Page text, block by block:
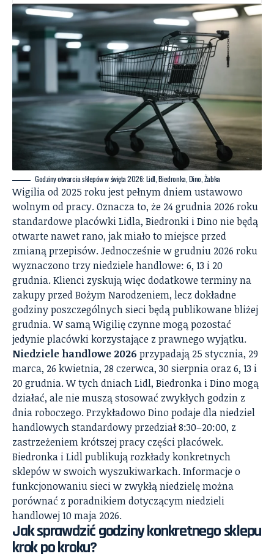
Godziny otwarcia sklepów w święta 2026: Lidl, Biedronka, Dino, Żabka
Wigilia od 2025 roku jest pełnym dniem ustawowo
wolnym od pracy. Oznacza to, że 24 grudnia 2026 roku
standardowe placówki Lidla, Biedronki i Dino nie będą
otwarte nawet rano, jak miało to miejsce przed
zmianą przepisów. Jednocześnie w grudniu 2026 roku
wyznaczono trzy niedziele handlowe: 6, 13 i 20
grudnia. Klienci zyskują więc dodatkowe terminy na
zakupy przed Bożym Narodzeniem, lecz dokładne
godziny poszczególnych sieci będą publikowane bliżej
grudnia. W samą Wigilię czynne mogą pozostać
jedynie placówki korzystające z prawnego wyjątku.
Niedziele handlowe 2026 przypadają 25 stycznia, 29
marca, 26 kwietnia, 28 czerwca, 30 sierpnia oraz 6, 13 i
20 grudnia. W tych dniach Lidl, Biedronka i Dino mogą
działać, ale nie muszą stosować zwykłych godzin z
dnia roboczego. Przykładowo Dino podaje dla niedziel
handlowych standardowy przedział 8:30–20:00, z
zastrzeżeniem krótszej pracy części placówek.
Biedronka i Lidl publikują rozkłady konkretnych
sklepów w swoich wyszukiwarkach. Informacje o
funkcjonowaniu sieci w zwykłą niedzielę można
porównać z poradnikiem dotyczącymniedzieli
handlowej 10 maja 2026.
Jak sprawdzić godziny konkretnego sklepu
krok po kroku?